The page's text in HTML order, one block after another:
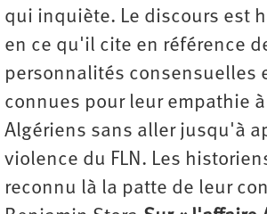
qui inquiète. Le discours est
en ce qu'il cite en référence
personnalités consensuelles
connues pour leur empathie
Algériens sans aller jusqu'à
violence du FLN. Les
reconnu là la patte de leur